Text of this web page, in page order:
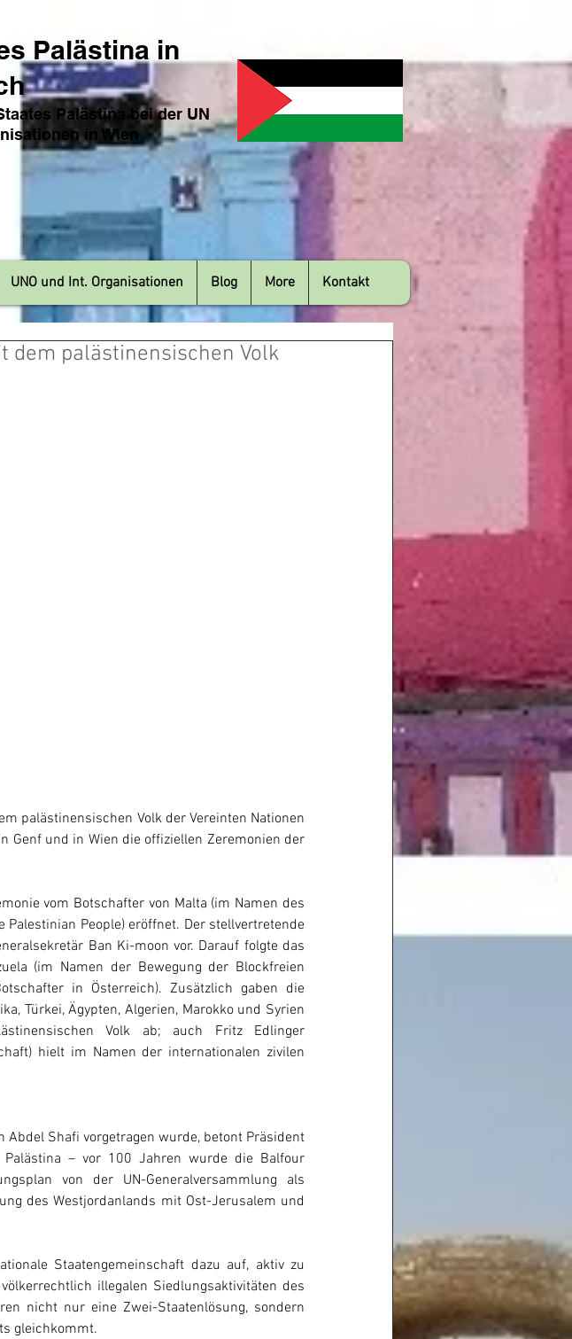
Palästina in
Palästina bei der UN
in Wien
dem palästinensischen Volk
palästinensischen Volk der Vereinten Nationen
Genf und in Wien die offiziellen Zeremonien der
vom Botschafter von Malta (im Namen des
People) eröffnet. Der stellvertretende
Ban Ki-moon vor. Darauf folgte das
(im Namen der Bewegung der Blockfreien
in Österreich). Zusätzlich gaben die
Türkei, Ägypten, Algerien, Marokko und Syrien
Volk ab; auch Fritz Edlinger
hielt im Namen der internationalen zivilen
Abdel Shafi vorgetragen wurde, betont Präsident
– vor 100 Jahren wurde die Balfour
von der UN-Generalversammlung als
des Westjordanlands mit Ost-Jerusalem und
Staatengemeinschaft dazu auf, aktiv zu
illegalen Siedlungsaktivitäten des
nicht nur eine Zwei-Staatenlösung, sondern
gleichkommt.
UNO und Int. Organisationen Blog More Kontakt